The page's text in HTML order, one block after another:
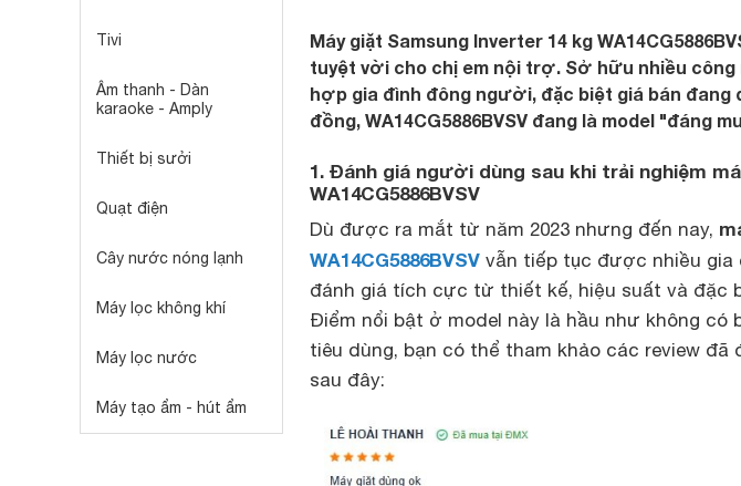
Tivi
Âm thanh - Dàn
karaoke - Amply
Thiết bị sưởi
Quạt điện
Cây nước nóng lạnh
Máy lọc không khí
Máy lọc nước
Máy tạo ẩm - hút ẩm
Máy giặt Samsung Inverter 14 kg
tuyệt vời cho chị em nội trợ. Sở hữu nhiều công
hợp gia đình đông người, đặc biệt giá bán đang
đồng, WA14CG5886BVSV đang là model "đáng
1. Đánh giá người dùng sau khi trải nghiệm
WA14CG5886BVSV
Dù được ra mắt từ năm 2023 nhưng đến nay,
WA14CG5886BVSV vẫn tiếp tục được nhiều
đánh giá tích cực từ thiết kế, hiệu suất và đặc
Điểm nổi bật ở model này là hầu như không có
tiêu dùng, bạn có thể tham khảo các review đã
sau đây: